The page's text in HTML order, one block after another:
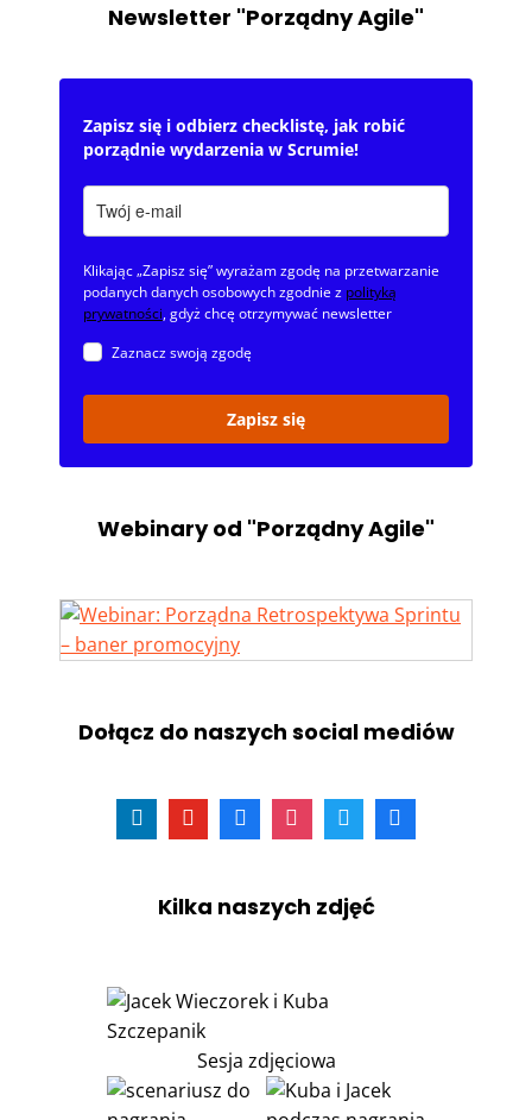
Newsletter "Porządny Agile"
Zapisz się i odbierz checklistę, jak robić
porządnie wydarzenia w Scrumie!
Klikając „Zapisz się” wyrażam zgodę na przetwarzanie
podanych danych osobowych zgodnie z polityką
prywatności, gdyż chcę otrzymywać newsletter
Zaznacz swoją zgodę
Zapisz się
Webinary od "Porządny Agile"
Dołącz do naszych social mediów
Kilka naszych zdjęć
Sesja zdjęciowa